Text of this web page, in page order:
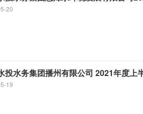
20
投水务集团播州有限公司 2021年度上
19